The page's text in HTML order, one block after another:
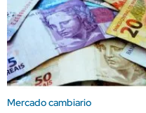
Mercado cambiario